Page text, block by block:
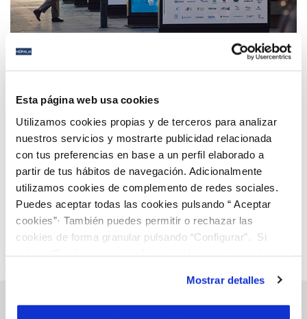
Esta página web usa cookies
Utilizamos cookies propias y de terceros para analizar
nuestros servicios y mostrarte publicidad relacionada
con tus preferencias en base a un perfil elaborado a
partir de tus hábitos de navegación. Adicionalmente
utilizamos cookies de complemento de redes sociales.
Puedes aceptar todas las cookies pulsando “ Aceptar
cookies”· También puedes permitir o rechazar las
cookies de forma granular pulsando “Configurar”. Si
son indispensables para que el sitio web funcione y que
por tanto no se pueden desactivar. Puedes consultar
Mostrar detalles
ASA Andalucía celebra 40 años de compromiso con
provincias
Página 8 de 112
Anterior Siguiente